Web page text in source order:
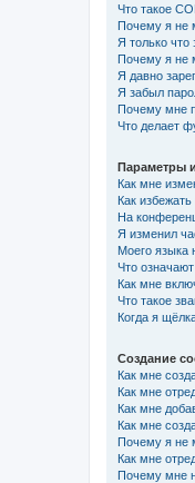
Что такое
Почему я не
Я только что
Почему я не
Я давно
Я забыл
Почему мне
Что делает
Параметры
Как мне
Как
На
Я изменил
Моего языка
Что
Как мне
Что такое
Когда я
Создание
Как мне
Как мне
Как мне
Как мне
Почему я не
Как мне
Почему мне